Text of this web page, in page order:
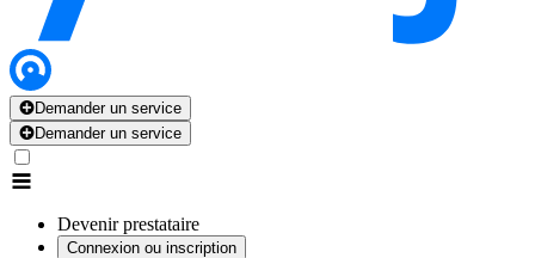
Demander un service
Demander un service
Devenir prestataire
Connexion ou inscription